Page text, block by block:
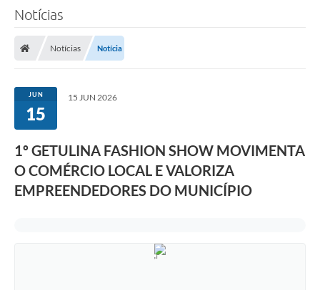
Notícias
Notícias Notícia
JUN
15
15 JUN 2026
1º GETULINA FASHION SHOW MOVIMENTA
O COMÉRCIO LOCAL E VALORIZA
EMPREENDEDORES DO MUNICÍPIO